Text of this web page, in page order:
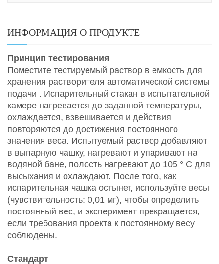
ИНФОРМАЦИЯ О ПРОДУКТЕ
Принцип тестирования
Поместите тестируемый раствор в емкость для
хранения растворителя автоматической системы
подачи . Испарительный стакан в испытательной
камере нагревается до заданной температуры,
охлаждается, взвешивается и действия
повторяются до достижения постоянного
значения веса. Испытуемый раствор добавляют
в выпарную чашку, нагревают и упаривают на
водяной бане, полость нагревают до 105 ° С для
высыхания и охлаждают. После того, как
испарительная чашка остынет, используйте весы
(чувствительность: 0,01 мг), чтобы определить
постоянный вес, и эксперимент прекращается,
если требования проекта к постоянному весу
соблюдены.
Стандарт